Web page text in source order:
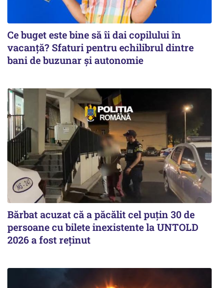
Ce buget este bine să îi dai copilului în
vacanță? Sfaturi pentru echilibrul dintre
bani de buzunar și autonomie
Bărbat acuzat că a păcălit cel puțin 30 de
persoane cu bilete inexistente la UNTOLD
2026 a fost reținut